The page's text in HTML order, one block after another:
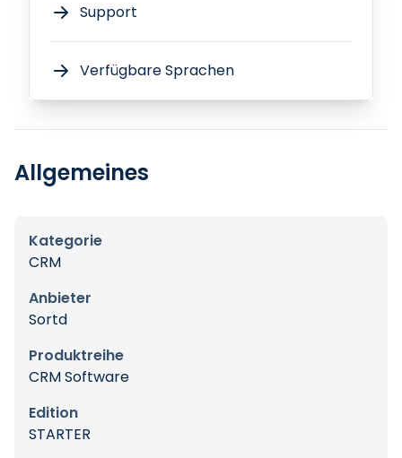
Support
Verfügbare Sprachen
Allgemeines
Kategorie
CRM
Anbieter
Sortd
Produktreihe
CRM Software
Edition
STARTER